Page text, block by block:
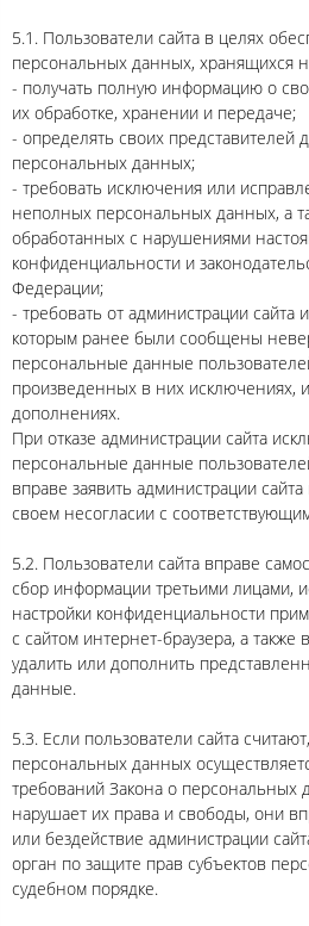
5.1. Пользователи сайта в целях
персональных данных, хранящихся
- получать полную информацию о
их обработке, хранении и передаче;
- определять своих представителей
персональных данных;
- требовать исключения или
неполных персональных данных, а
обработанных с нарушениями
конфиденциальности и
Федерации;
- требовать от администрации сайта
которым ранее были сообщены
персональные данные
произведенных в них исключениях,
дополнениях.
При отказе администрации сайта
персональные данные
вправе заявить администрации
своем несогласии с
5.2. Пользователи сайта вправе
сбор информации третьими лицами,
настройки конфиденциальности
с сайтом интернет-браузера, а
удалить или дополнить
данные.
5.3. Если пользователи сайта
персональных данных
требований Закона о
нарушает их права и свободы, они
или бездействие администрации
орган по защите прав субъектов
судебном порядке.